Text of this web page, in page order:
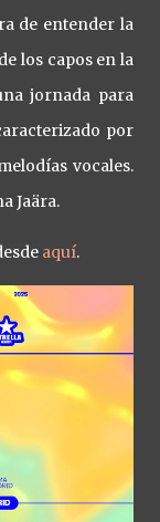
de entender la
los capos en la
jornada para
por
vocales.
Jaära.
aquí.